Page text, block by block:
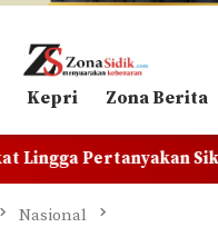
Kepri Zona Berita
Sikap DPRD
Nasional